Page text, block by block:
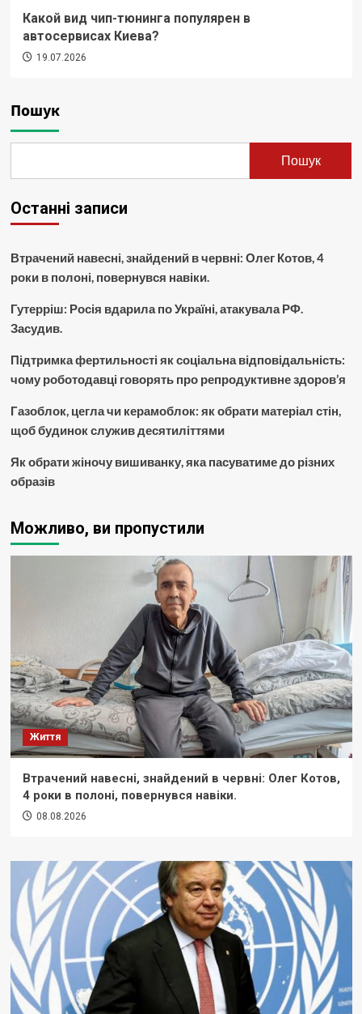
Какой вид чип-тюнинга популярен в
автосервисах Киева?
19.07.2026
Пошук
Пошук
Останні записи
Втрачений навесні, знайдений в червні: Олег Котов, 4
роки в полоні, повернувся навіки.
Гутерріш: Росія вдарила по Україні, атакувала РФ.
Засудив.
Підтримка фертильності як соціальна відповідальність:
чому роботодавці говорять про репродуктивне здоров’я
Газоблок, цегла чи керамоблок: як обрати матеріал стін,
щоб будинок служив десятиліттями
Як обрати жіночу вишиванку, яка пасуватиме до різних
образів
Можливо, ви пропустили
Життя
Втрачений навесні, знайдений в червні: Олег Котов,
4 роки в полоні, повернувся навіки.
08.08.2026